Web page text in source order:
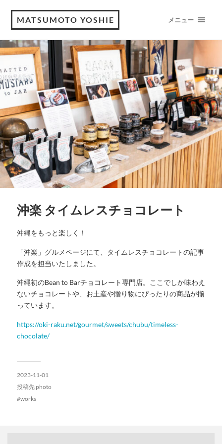
MATSUMOTO YOSHIE メニュー
沖楽 タイムレスチョコレート
沖縄をもっと楽しく！
「沖楽」グルメページにて、タイムレスチョコレートの記事
作成を担当いたしました。
沖縄初のBean to Barチョコレート専門店。ここでしか味わえ
ないチョコレートや、お土産や贈り物にぴったりの商品が揃
っています。
https://oki-raku.net/gourmet/sweets/chubu/timeless-
chocolate/
2023-11-01
投稿先 photo
works